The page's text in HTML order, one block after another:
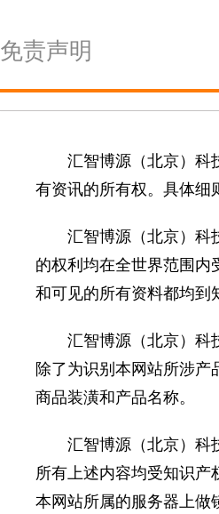
免责声明
汇智博源（北京）科
有资讯的所有权。具体细
汇智博源（北京）科
的权利均在全世界范围内
和可见的所有资料都均到
汇智博源（北京）科
除了为识别本网站所涉产
商品装潢和产品名称。
汇智博源（北京）科
所有上述内容均受知识产
本网站所属的服务器上做